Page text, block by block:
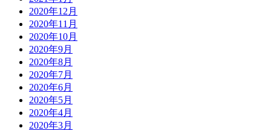
2020年12月
2020年11月
2020年10月
2020年9月
2020年8月
2020年7月
2020年6月
2020年5月
2020年4月
2020年3月